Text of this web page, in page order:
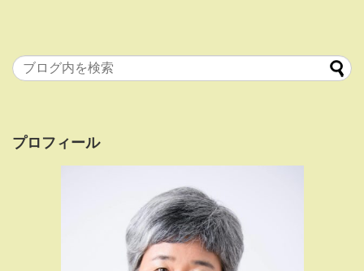
プロフィール